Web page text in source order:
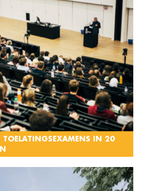
TOELATINGSEXAMENS IN 20